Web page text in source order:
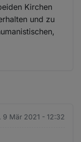
Kirchen
und zu
9 Mär 2021 - 12:32